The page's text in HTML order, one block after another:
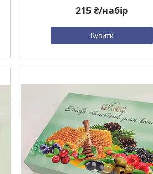
215 ₴/набір
Купити